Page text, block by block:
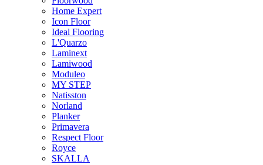
Home Expert
Icon Floor
Ideal Flooring
L'Quarzo
Laminext
Lamiwood
Moduleo
MY STEP
Natisston
Norland
Planker
Primavera
Respect Floor
Royce
SKALLA